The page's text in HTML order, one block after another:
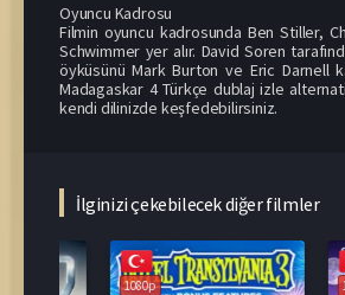
Oyuncu Kadrosu
Filmin oyuncu kadrosunda Ben Stiller,
Schwimmer yer alır. David Soren
öyküsünü Mark Burton ve Eric Darnell
Madagaskar 4 Türkçe dublaj izle
kendi dilinizde keşfedebilirsiniz.
İlginizi çekebilecek diğer filmler
1080p 1080p